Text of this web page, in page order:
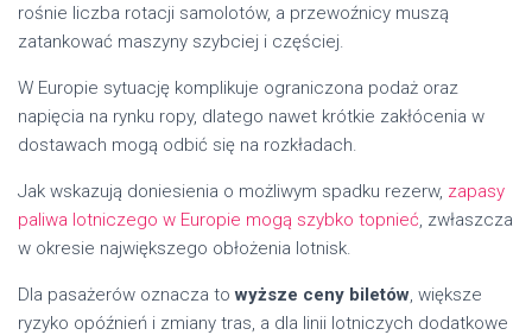
rośnie liczba rotacji samolotów, a przewoźnicy muszą
zatankować maszyny szybciej i częściej.
W Europie sytuację komplikuje ograniczona podaż oraz
napięcia na rynku ropy, dlatego nawet krótkie zakłócenia w
dostawach mogą odbić się na rozkładach.
Jak wskazują doniesienia o możliwym spadku rezerw, zapasy
paliwa lotniczego w Europie mogą szybko topnieć, zwłaszcza
w okresie największego obłożenia lotnisk.
Dla pasażerów oznacza towyższe ceny biletów, większe
ryzyko opóźnień i zmiany tras, a dla linii lotniczych dodatkowe